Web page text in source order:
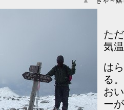
た
気
は
る。
お
ー